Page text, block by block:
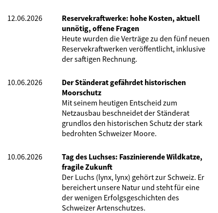
12.06.2026
Reservekraftwerke: hohe Kosten, aktuell
unnötig, offene Fragen
Heute wurden die Verträge zu den fünf neuen
Reservekraftwerken veröffentlicht, inklusive
der saftigen Rechnung.
10.06.2026
Der Ständerat gefährdet historischen
Moorschutz
Mit seinem heutigen Entscheid zum
Netzausbau beschneidet der Ständerat
grundlos den historischen Schutz der stark
bedrohten Schweizer Moore.
10.06.2026
Tag des Luchses: Faszinierende Wildkatze,
fragile Zukunft
Der Luchs (lynx, lynx) gehört zur Schweiz. Er
bereichert unsere Natur und steht für eine
der wenigen Erfolgsgeschichten des
Schweizer Artenschutzes.